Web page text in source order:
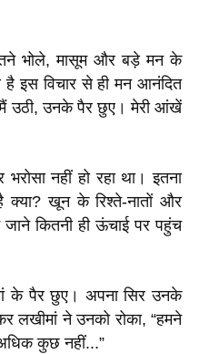
भोले, मासूम और बड़े मन के
है इस विचार से ही मन आनंदित
उठी, उनके पैर छुए। मेरी आंखें
नहीं हो रहा था। इतना
क्या? खून के रिश्ते-नातों और
जाने कितनी ही ऊंचाई पर पहुंच
पैर छुए। अपना सिर उनके
लखीमां ने उनको रोका, “हमने
कुछ नहीं...”